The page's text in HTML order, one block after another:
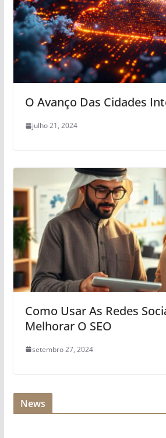
O Avanço Das Cidades
julho 21, 2024
Como Usar As Redes
Melhorar O SEO
setembro 27, 2024
News